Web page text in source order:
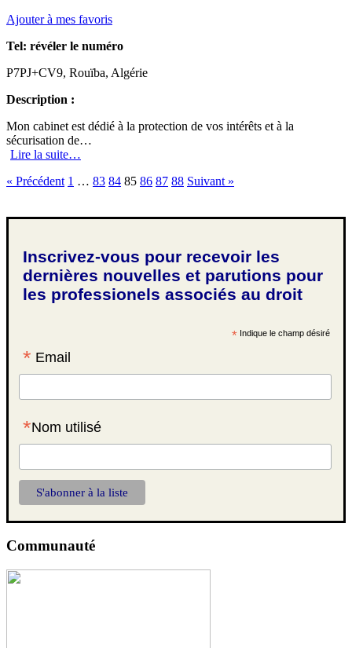
Ajouter à mes favoris
Tel: révéler le numéro
P7PJ+CV9, Rouïba, Algérie
Description :
Mon cabinet est dédié à la protection de vos intérêts et à la
sécurisation de…
Lire la suite…
« Précédent 1 … 83 84 85 86 87 88 Suivant »
Inscrivez-vous pour recevoir les
dernières nouvelles et parutions pour
les professionels associés au droit
* Indique le champ désiré
* Email
*Nom utilisé
Communauté